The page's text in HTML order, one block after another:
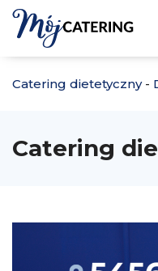
Catering dietetyczny-
Catering